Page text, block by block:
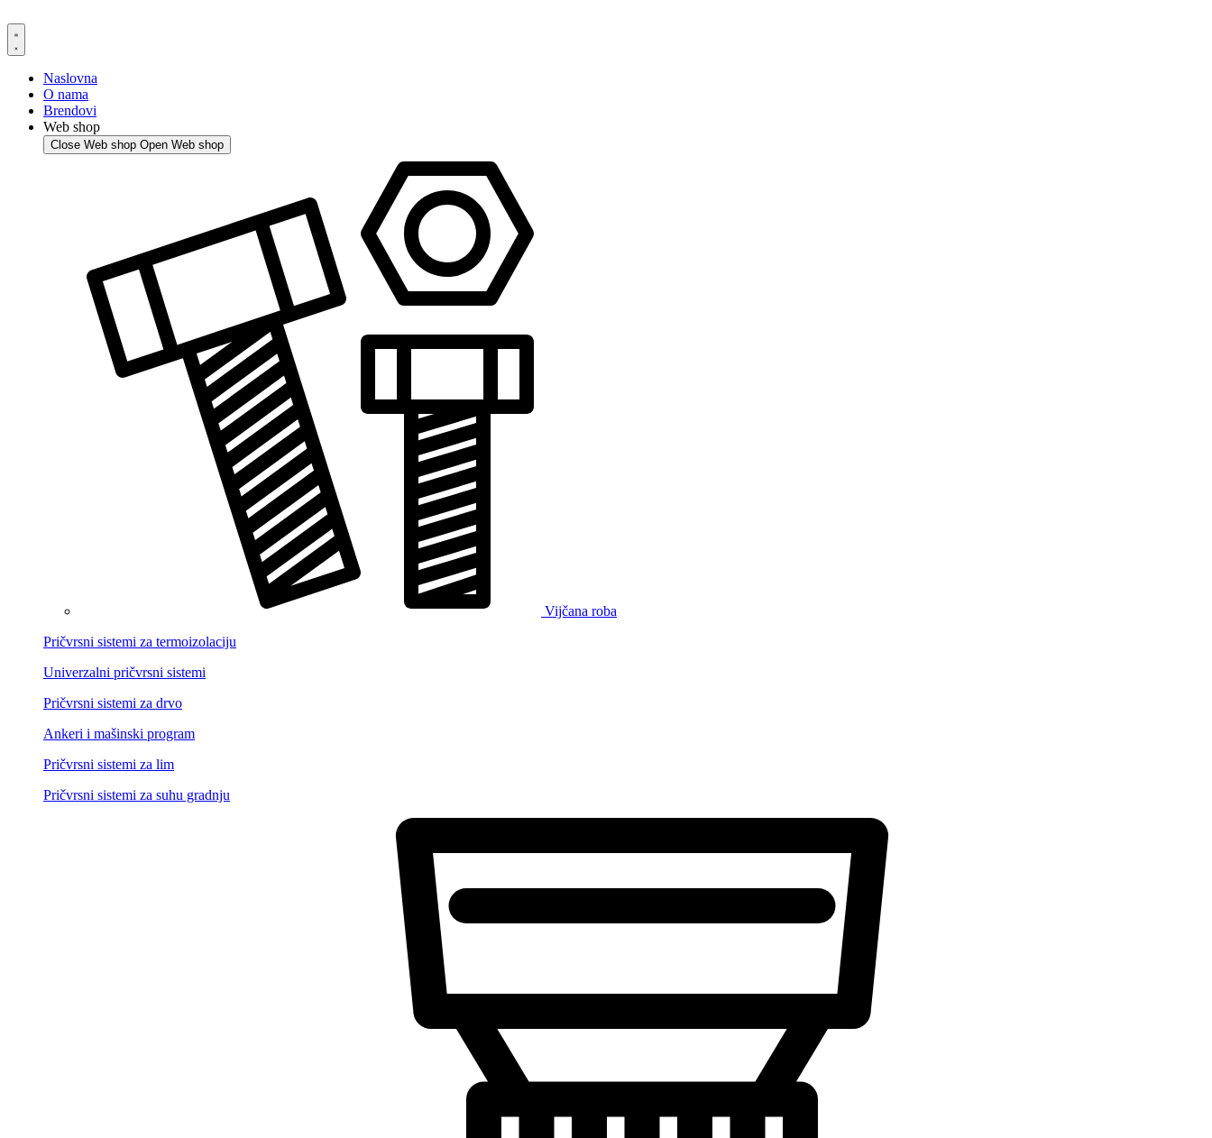
to
content
Naslovna
O nama
Brendovi
Web shop
Close Web shop Open Web shop
Vijčana roba
Pričvrsni sistemi za termoizolaciju
Univerzalni pričvrsni sistemi
Pričvrsni sistemi za drvo
Ankeri i mašinski program
Pričvrsni sistemi za lim
Pričvrsni sistemi za suhu gradnju